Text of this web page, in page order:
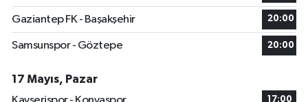
Gaziantep FK - Başakşehir 20:00
Samsunspor - Göztepe 20:00
17 Mayıs, Pazar
17:00